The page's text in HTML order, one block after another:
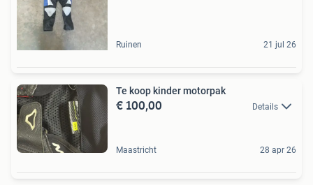
Ruinen 21 jul 26
Te koop kinder motorpak
€ 100,00 Details
Maastricht 28 apr 26